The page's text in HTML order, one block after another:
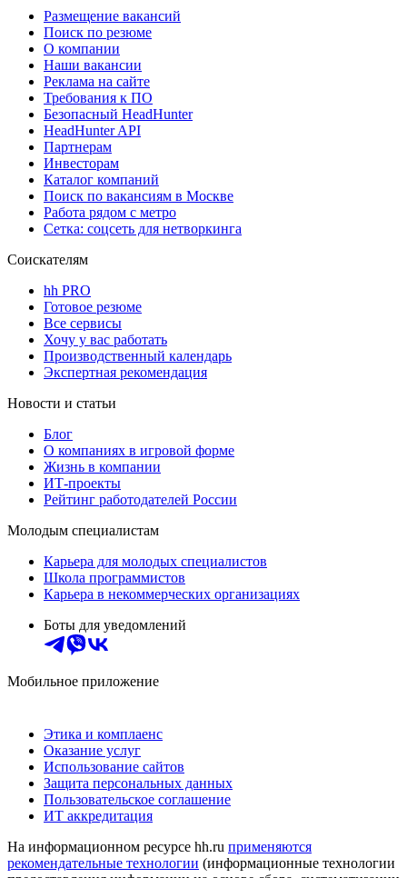
Размещение вакансий
Поиск по резюме
О компании
Наши вакансии
Реклама на сайте
Требования к ПО
Безопасный HeadHunter
HeadHunter API
Партнерам
Инвесторам
Каталог компаний
Поиск по вакансиям в Москве
Работа рядом с метро
Сетка: соцсеть для нетворкинга
Соискателям
hh PRO
Готовое резюме
Все сервисы
Хочу у вас работать
Производственный календарь
Экспертная рекомендация
Новости и статьи
Блог
О компаниях в игровой форме
Жизнь в компании
ИТ-проекты
Рейтинг работодателей России
Молодым специалистам
Карьера для молодых специалистов
Школа программистов
Карьера в некоммерческих организациях
Боты для уведомлений
Мобильное приложение
Этика и комплаенс
Оказание услуг
Использование сайтов
Защита персональных данных
Пользовательское соглашение
ИТ аккредитация
На информационном ресурсе hh.ru применяются
рекомендательные технологии (информационные технологии